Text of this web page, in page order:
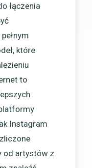
łączenia
które
to
Instagram
od artystów z